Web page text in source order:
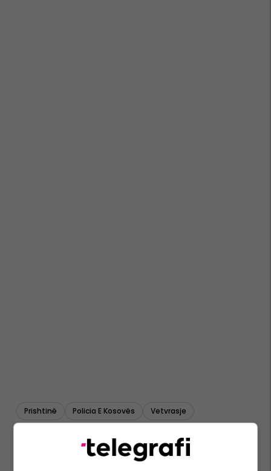
Prishtinë Policia E Kosovës Vetvrasje